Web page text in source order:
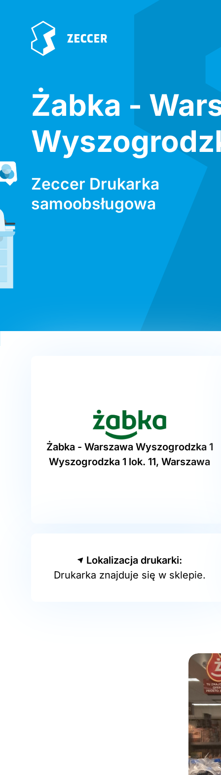
Żabka -
Zeccer Drukarka
samoobsługowa
Żabka - Warszawa Wyszogrodzka 1
Wyszogrodzka 1 lok. 11, Warszawa
Lokalizacja drukarki:
Drukarka znajduje się w sklepie.